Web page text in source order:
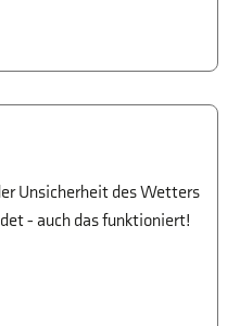
Unsicherheit des Wetters
- auch das funktioniert!